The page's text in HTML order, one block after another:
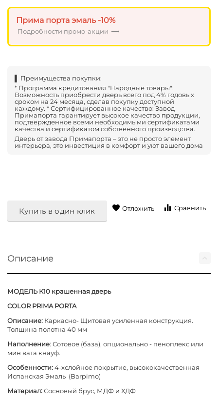
Прима порта эмаль -10%
Подробности промо-акции
▌ Преимущества покупки:
* Программа кредитования "Народные товары":
Возможность приобрести дверь всего под 4% годовых
сроком на 24 месяца, сделав покупку доступной
каждому. * Сертифицированное качество: Завод
Примапорта гарантирует высокое качество продукции,
подтвержденное всеми необходимыми сертификатами
качества и сертификатом собственного производства.
Дверь от завода Примапорта – это не просто элемент
интерьера, это инвестиция в комфорт и уют вашего дома
Купить в один клик Отложить Сравнить
Описание
МОДЕЛЬ К10 крашенная дверь
COLOR PRIMA PORTA
Описание: Каркасно- Щитовая усиленная конструкция.
Толщина полотна 40 мм
Наполнение: Сотовое (база), опционально - пеноплекс или
мин вата кнауф.
Особенности:4-хслойное покрытие, высококачественная
Испанская Эмаль (Barpimo)
Материал:Сосновый брус, МДФ и ХДФ